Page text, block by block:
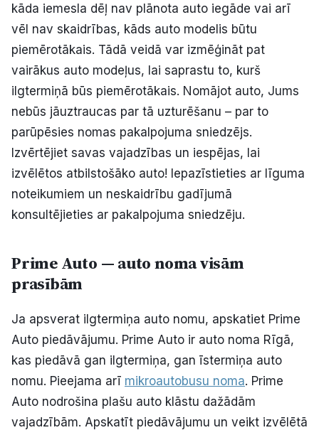
kāda iemesla dēļ nav plānota auto iegāde vai arī
vēl nav skaidrības, kāds auto modelis būtu
piemērotākais. Tādā veidā var izmēģināt pat
vairākus auto modeļus, lai saprastu to, kurš
ilgtermiņā būs piemērotākais. Nomājot auto, Jums
nebūs jāuztraucas par tā uzturēšanu – par to
parūpēsies nomas pakalpojuma sniedzējs.
Izvērtējiet savas vajadzības un iespējas, lai
izvēlētos atbilstošāko auto! Iepazīstieties ar līguma
noteikumiem un neskaidrību gadījumā
konsultējieties ar pakalpojuma sniedzēju.
Prime Auto — auto noma visām
prasībām
Ja apsverat ilgtermiņa auto nomu, apskatiet Prime
Auto piedāvājumu. Prime Auto ir auto noma Rīgā,
kas piedāvā gan ilgtermiņa, gan īstermiņa auto
nomu. Pieejama arī mikroautobusu noma. Prime
Auto nodrošina plašu auto klāstu dažādām
vajadzībām. Apskatīt piedāvājumu un veikt izvēlētā